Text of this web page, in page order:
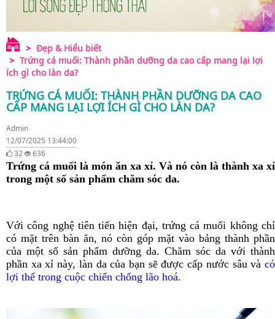
Đẹp & Hiểu biết
Trứng cá muối: Thành phần dưỡng da cao cấp mang lại lợi
ích gì cho làn da?
TRỨNG CÁ MUỐI: THÀNH PHẦN DƯỠNG DA CAO
CẤP MANG LẠI LỢI ÍCH GÌ CHO LÀN DA?
Admin
12/07/2025 13:44:00
32
636
Trứng cá muối là món ăn xa xỉ. Và nó còn là thành xa xỉ
trong một số sản phẩm chăm sóc da.
Với công nghệ tiên tiến hiện đại, trứng cá muối không chỉ
có mặt trên bàn ăn, nó còn góp mặt vào bảng thành phần
của một số sản phẩm dưỡng da. Chăm sóc da với thành
phần xa xỉ này, làn da của bạn sẽ được cấp nước sâu và có
lợi thế trong cuộc chiến chống lão hoá.